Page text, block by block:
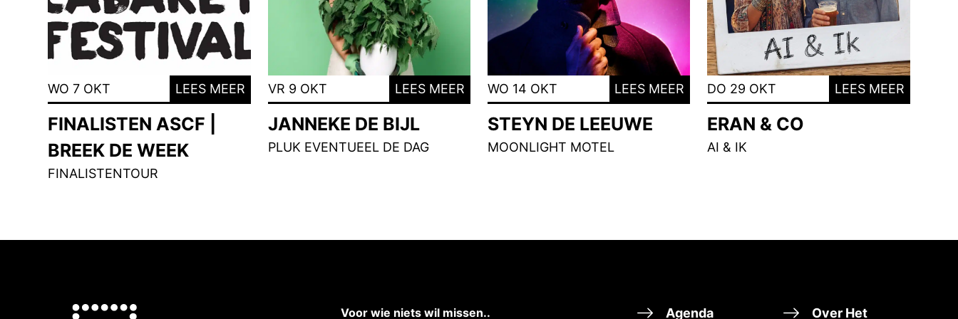
WO 7 OKT LEES MEER
FINALISTEN ASCF |
BREEK DE WEEK
FINALISTENTOUR
VR 9 OKT LEES MEER
JANNEKE DE BIJL
PLUK EVENTUEEL DE DAG
WO 14 OKT LEES MEER
STEYN DE LEEUWE
MOONLIGHT MOTEL
DO 29 OKT LEES MEER
ERAN & CO
AI & IK
Voor wie niets wil missen.. Agenda Over Het